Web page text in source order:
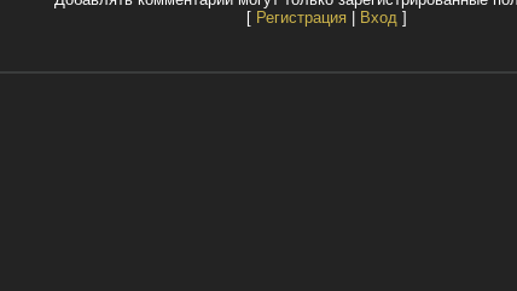
[ Регистрация| Вход]